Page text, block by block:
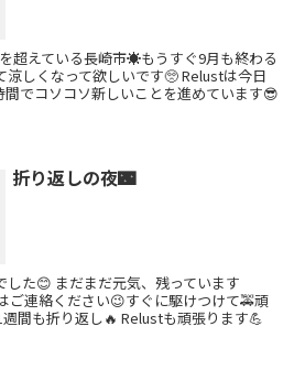
超えている長崎市☀️もうすぐ9月も終わる
しくなって欲しいです🥺 Relustは今日
間でコソコソ新しいことを進めています😎
折り返しの夜🌃
た😊 まだまだ元気、残っています
ご連絡ください😉すぐに駆けつけて🚕頑
間も折り返し🔥 Relustも頑張ります💪